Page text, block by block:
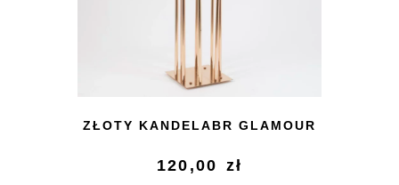
ZŁOTY KANDELABR GLAMOUR
120,00 zł